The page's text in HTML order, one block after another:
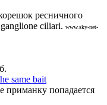
ресничного
ciliari. www.sky-net-
same bait
приманку попадается